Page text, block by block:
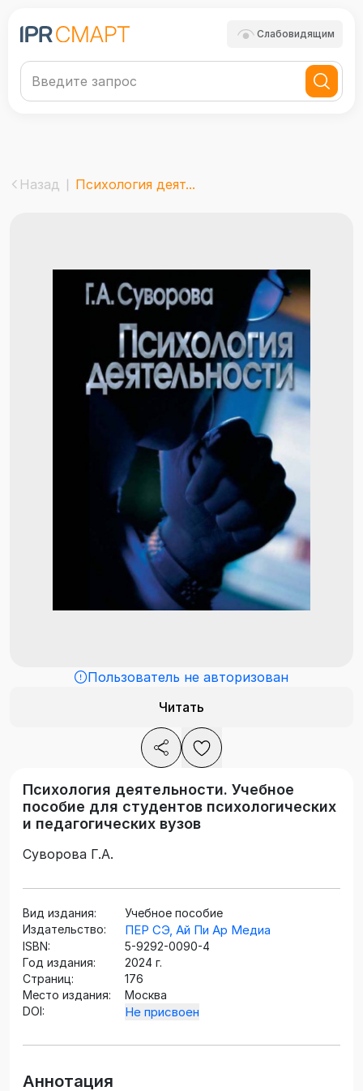
Слабовидящим
Назад Психология деят...
Пользователь не авторизован
Читать
Психология деятельности. Учебное
пособие для студентов психологических
и педагогических вузов
Суворова Г.А.
Вид издания:
Учебное пособие
Издательство:
ПЕР СЭ, Ай Пи Ар Медиа
ISBN:
5-9292-0090-4
Год издания:
2024 г.
Страниц:
176
Место издания:
Москва
DOI:
Не присвоен
Аннотация